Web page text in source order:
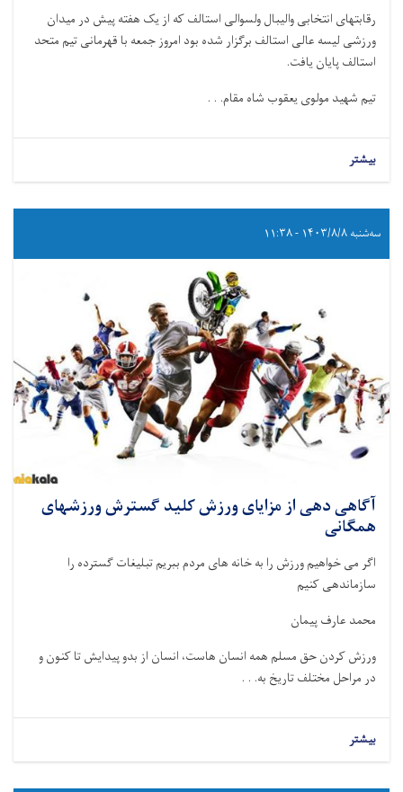
رقابتهای انتخابی والیبال ولسوالی استالف که از یک هفته پیش در میدان
ورزشی لیسه عالی استالف برگزار شده بود امروز جمعه با قهرمانی تیم متحد
استالف پایان یافت.
تیم شهید مولوی یعقوب شاه مقام. . .
بیشتر
سه‌شنبه ۱۴۰۳/۸/۸ - ۱۱:۳۸
آگاهی دهی از مزایای ورزش کلید گسترش ورزشهای
همگانی
اگر می خواهیم ورزش را به خانه های مردم ببریم تبلیغات گسترده را
سازماندهی کنیم
محمد عارف پیمان
ورزش کردن حق مسلم همه انسان هاست، انسان از بدو پیدایش تا کنون و
در مراحل مختلف تاریخ به. . .
بیشتر